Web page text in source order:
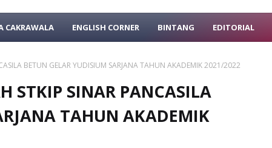
CAKRAWALA ENGLISH CORNER BINTANG EDITORIAL
BETUN GELAR YUDISIUM SARJANA TAHUN AKADEMIK 2021/2022
STKIP SINAR PANCASILA
TAHUN AKADEMIK